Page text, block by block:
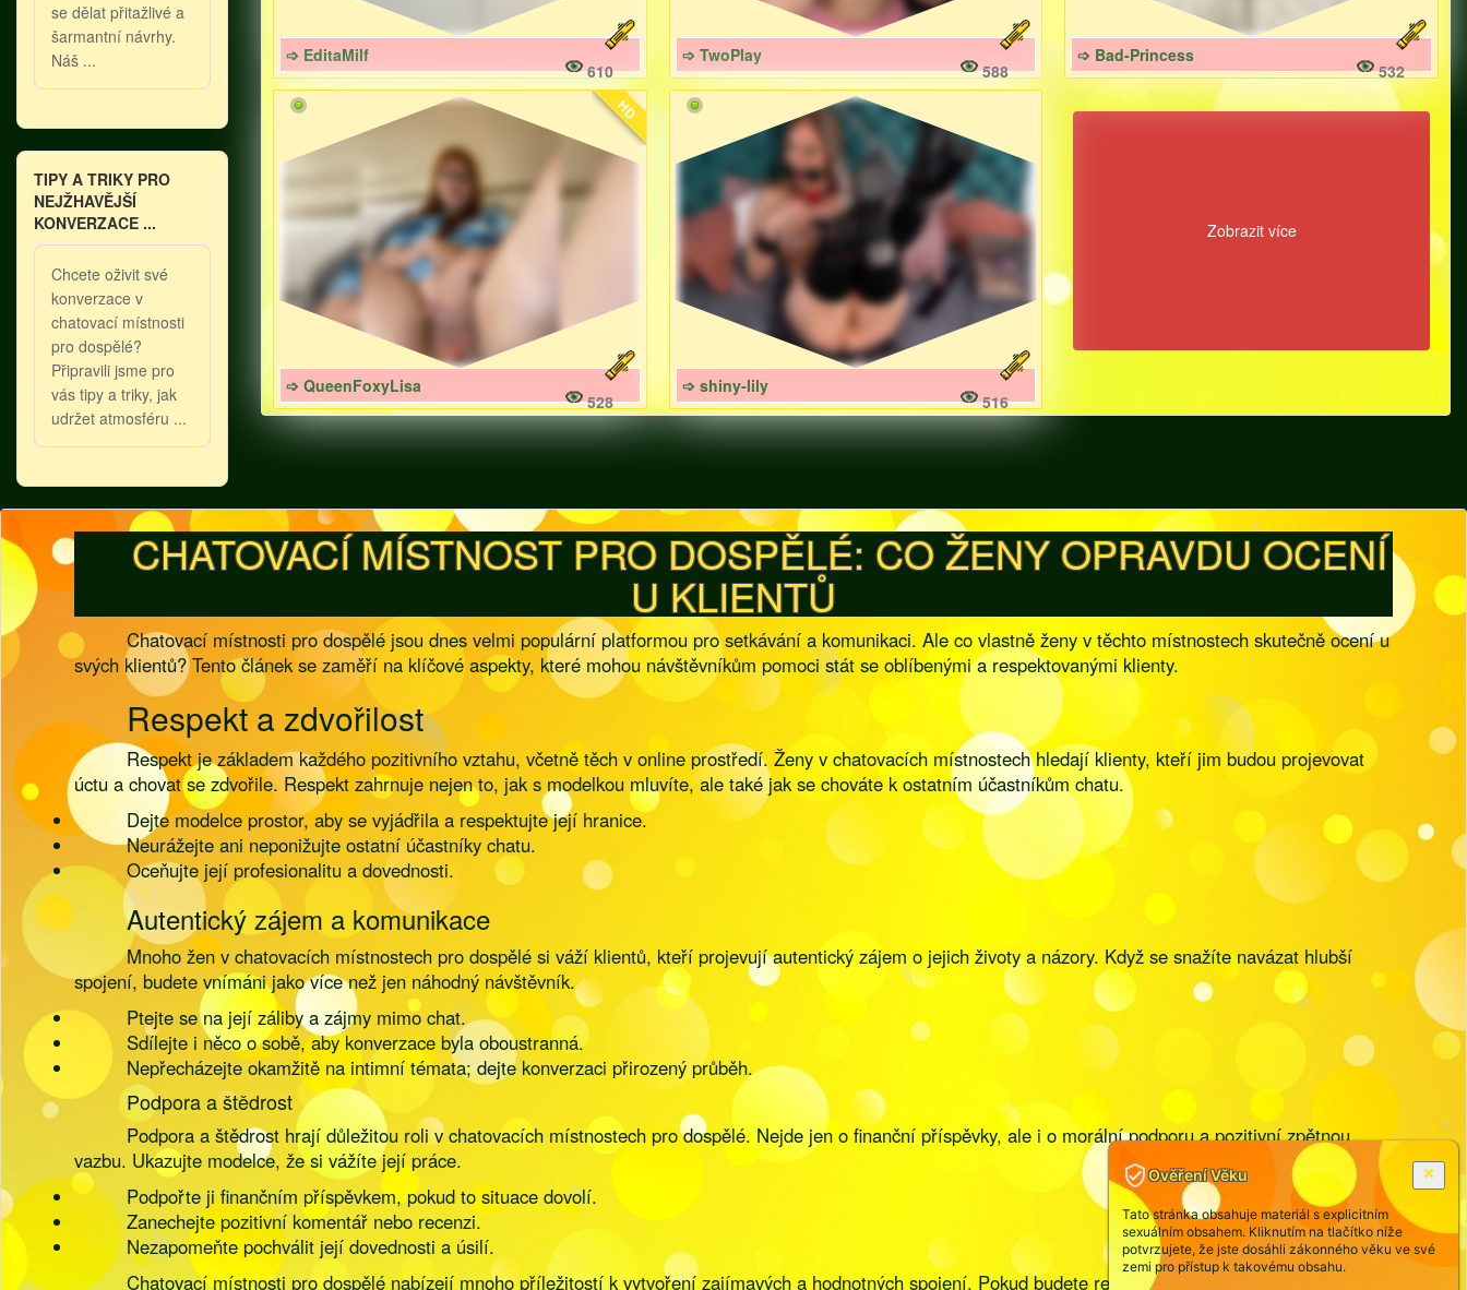
se dělat přitažlivé a
šarmantní návrhy.
Náš ...
TIPY A TRIKY PRO
NEJŽHAVĚJŠÍ
KONVERZACE ...
Chcete oživit své
konverzace v
chatovací místnosti
pro dospělé?
Připravili jsme pro
vás tipy a triky, jak
udržet atmosféru ...
➩ EditaMilf
610
➩ TwoPlay
588
➩ Bad-Princess
532
HD
➩ QueenFoxyLisa
528
➩ shiny-lily
516
Zobrazit více
CHATOVACÍ MÍSTNOST PRO DOSPĚLÉ: CO ŽENY OPRAVDU OCENÍ
U KLIENTŮ
Chatovací místnosti pro dospělé jsou dnes velmi populární platformou pro setkávání a komunikaci. Ale co vlastně ženy v těchto místnostech skutečně ocení u
svých klientů? Tento článek se zaměří na klíčové aspekty, které mohou návštěvníkům pomoci stát se oblíbenými a respektovanými klienty.
Respekt a zdvořilost
Respekt je základem každého pozitivního vztahu, včetně těch v online prostředí. Ženy v chatovacích místnostech hledají klienty, kteří jim budou projevovat
úctu a chovat se zdvořile. Respekt zahrnuje nejen to, jak s modelkou mluvíte, ale také jak se chováte k ostatním účastníkům chatu.
Dejte modelce prostor, aby se vyjádřila a respektujte její hranice.
Neurážejte ani neponižujte ostatní účastníky chatu.
Oceňujte její profesionalitu a dovednosti.
Autentický zájem a komunikace
Mnoho žen v chatovacích místnostech pro dospělé si váží klientů, kteří projevují autentický zájem o jejich životy a názory. Když se snažíte navázat hlubší
spojení, budete vnímáni jako více než jen náhodný návštěvník.
Ptejte se na její záliby a zájmy mimo chat.
Sdílejte i něco o sobě, aby konverzace byla oboustranná.
Nepřecházejte okamžitě na intimní témata; dejte konverzaci přirozený průběh.
Podpora a štědrost
Podpora a štědrost hrají důležitou roli v chatovacích místnostech pro dospělé. Nejde jen o finanční příspěvky, ale i o morální podporu a pozitivní zpětnou
vazbu. Ukazujte modelce, že si vážíte její práce.
Podpořte ji finančním příspěvkem, pokud to situace dovolí.
Zanechejte pozitivní komentář nebo recenzi.
Nezapomeňte pochválit její dovednosti a úsilí.
Chatovací místnosti pro dospělé nabízejí mnoho příležitostí k vytvoření zajímavých a hodnotných spojení. Pokud budete respektovat modelky, projevovat
Ověření Věku
Tato stránka obsahuje materiál s explicitním
sexuálním obsahem. Kliknutím na tlačítko níže
potvrzujete, že jste dosáhli zákonného věku ve své
zemi pro přístup k takovému obsahu.